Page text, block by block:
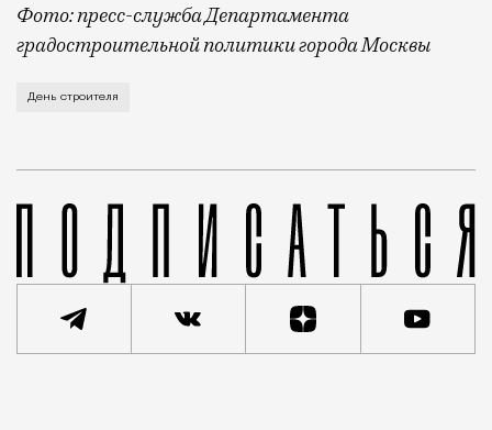
Фото: пресс-служба Департамента
градостроительной политики города Москвы
В этом году профессиональный праздник День
День строителя